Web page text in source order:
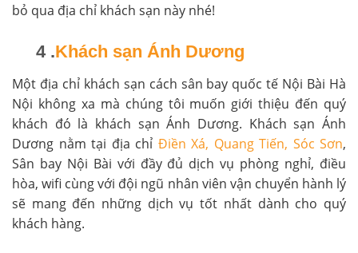
bỏ qua địa chỉ khách sạn này nhé!
4 .Khách sạn Ánh Dương
Một địa chỉ khách sạn cách sân bay quốc tế Nội Bài Hà
Nội không xa mà chúng tôi muốn giới thiệu đến quý
khách đó là khách sạn Ánh Dương. Khách sạn Ánh
Dương nằm tại địa chỉ Điền Xá, Quang Tiến, Sóc Sơn,
Sân bay Nội Bài với đầy đủ dịch vụ phòng nghỉ, điều
hòa, wifi cùng với đội ngũ nhân viên vận chuyển hành lý
sẽ mang đến những dịch vụ tốt nhất dành cho quý
khách hàng.